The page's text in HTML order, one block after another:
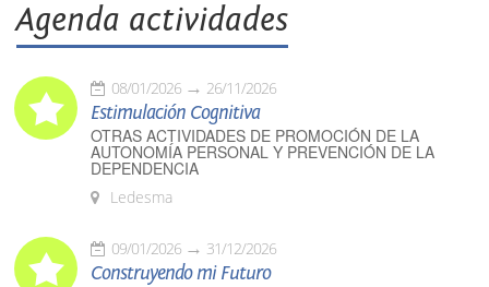
Agenda actividades
08/01/2026 26/11/2026
Estimulación Cognitiva
OTRAS ACTIVIDADES DE PROMOCIÓN DE LA
AUTONOMÍA PERSONAL Y PREVENCIÓN DE LA
DEPENDENCIA
Ledesma
09/01/2026 31/12/2026
Construyendo mi Futuro